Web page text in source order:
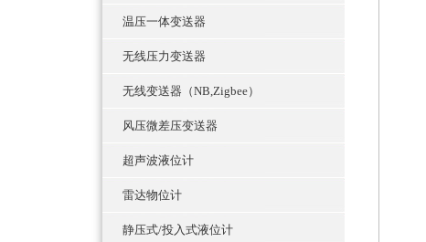
温压一体变送器
无线压力变送器
无线变送器（NB,Zigbee）
风压微差压变送器
超声波液位计
雷达物位计
静压式/投入式液位计